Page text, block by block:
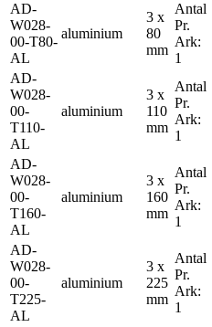
AD-
W028-
00-T80-
AL
aluminium
3 x
80
mm
Antal
Pr.
Ark:
1
AD-
W028-
00-
T110-
AL
aluminium
3 x
110
mm
Antal
Pr.
Ark:
1
AD-
W028-
00-
T160-
AL
aluminium
3 x
160
mm
Antal
Pr.
Ark:
1
AD-
W028-
00-
T225-
AL
aluminium
3 x
225
mm
Antal
Pr.
Ark:
1